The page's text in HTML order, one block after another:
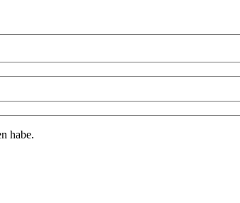
habe.